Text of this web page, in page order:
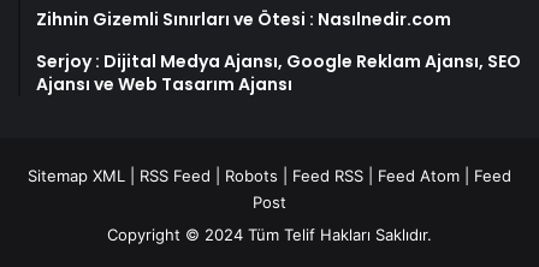
Zihnin Gizemli Sınırları ve Ötesi : Nasılnedir.com
Serjoy : Dijital Medya Ajansı, Google Reklam Ajansı, SEO
Ajansı ve Web Tasarım Ajansı
Sitemap XML RSS Feed Robots Feed RSS Feed Atom
Feed
Post
Copyright © 2024 Tüm Telif Hakları Saklıdır.